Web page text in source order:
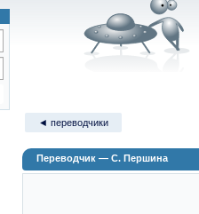
◄ переводчики
Переводчик — С. Першина